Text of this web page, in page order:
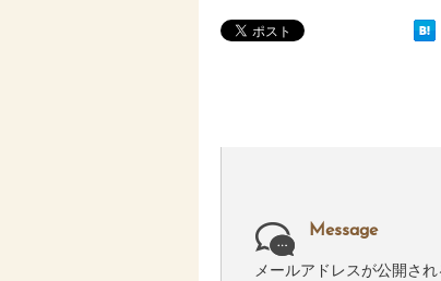
Message
メールアドレスが公開され